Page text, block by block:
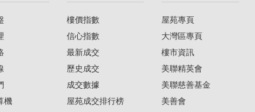
機
樓價指數
信心指數
最新成交
歷史成交
成交數據
屋苑成交排行榜
屋苑專頁
大灣區專頁
樓市資訊
美聯精英會
美聯慈善基金
美善會